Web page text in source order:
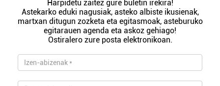
Harpidetu zaitez gure buletin irekira!
Astekarko eduki nagusiak, asteko albiste ikusienak,
martxan ditugun zozketa eta egitasmoak, asteburuko
egitarauen agenda eta askoz gehiago!
Ostiralero zure posta elektronikoan.